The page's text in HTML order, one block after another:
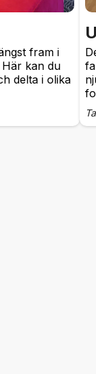
fram i
kan du
delta i olika